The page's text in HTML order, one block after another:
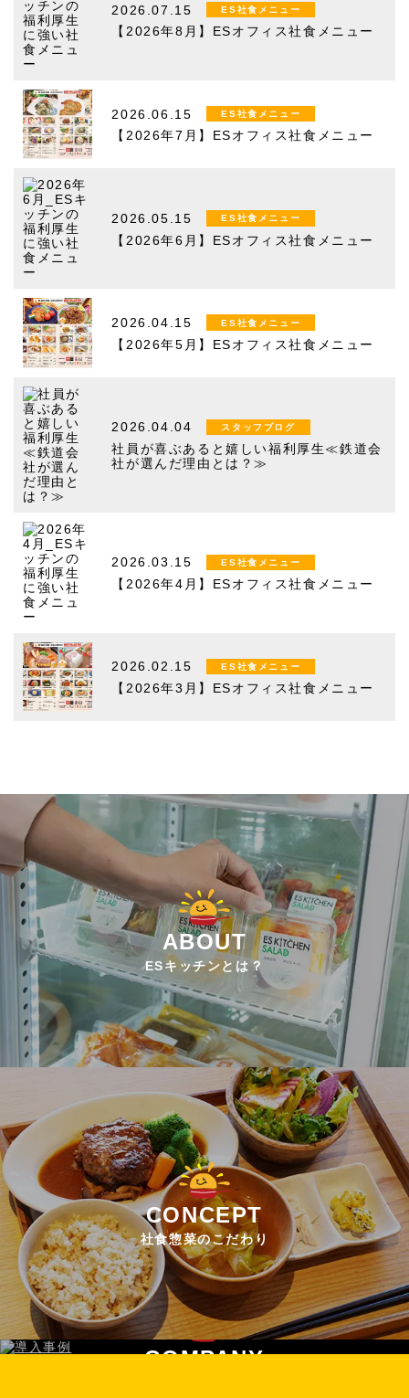
2026.07.15 ES社食メニュー
【2026年8月】ESオフィス社食メニュー
2026.06.15 ES社食メニュー
【2026年7月】ESオフィス社食メニュー
2026.05.15 ES社食メニュー
【2026年6月】ESオフィス社食メニュー
2026.04.15 ES社食メニュー
【2026年5月】ESオフィス社食メニュー
2026.04.04 スタッフブログ
社員が喜ぶあると嬉しい福利厚生≪鉄道会
社が選んだ理由とは？≫
2026.03.15 ES社食メニュー
【2026年4月】ESオフィス社食メニュー
2026.02.15 ES社食メニュー
【2026年3月】ESオフィス社食メニュー
ABOUT
ESキッチンとは？
CONCEPT
社食惣菜のこだわり
COMPANY